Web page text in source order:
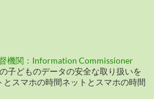
機関：Information Commissioner
子どものデータの安全な取り扱いを
スマホの時間ネットとスマホの時間